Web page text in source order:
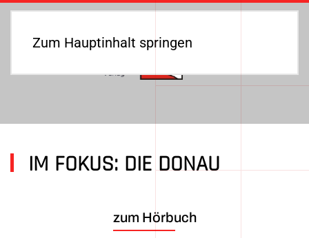
Zum Hauptinhalt springen
IM FOKUS: DIE DONAU
zum Hörbuch